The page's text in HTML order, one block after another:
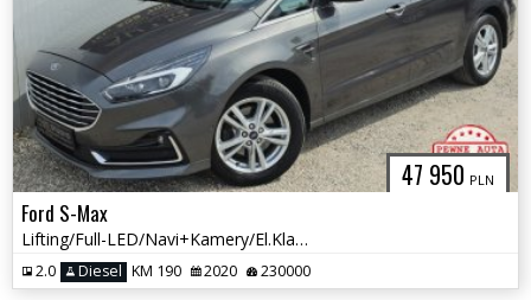
47 950 PLN
Ford S-Max
Lifting/Full-LED/Navi+Kamery/El.Klapa/Asystenty/Tempomat/2xKoła
2.0 Diesel KM 190 2020 230000